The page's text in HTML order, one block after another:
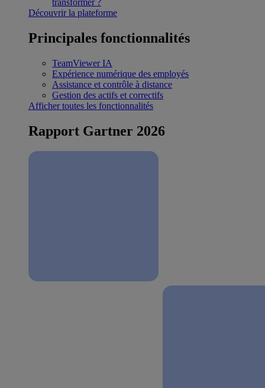
transformer ?
Découvrir la plateforme
Principales fonctionnalités
TeamViewer IA
Expérience numérique des employés
Assistance et contrôle à distance
Gestion des actifs et correctifs
Afficher toutes les fonctionnalités
Rapport Gartner 2026